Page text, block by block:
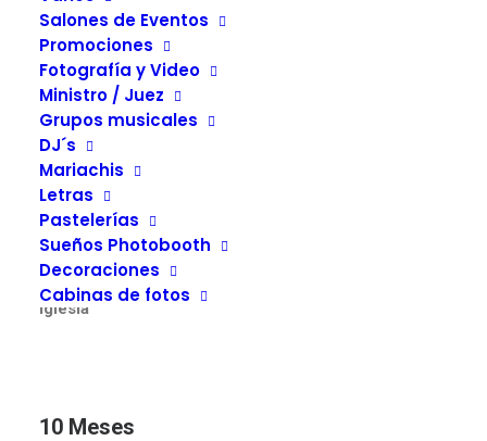
Salones de Eventos
Promociones
Fotografía y Video
Ministro / Juez
Grupos musicales
DJ´s
Mariachis
Letras
Pastelerías
Sueños Photobooth
Decoraciones
Cabinas de fotos
12 Meses
Presupuesto
Busca revistas de eventos
Fecha de evento
Salón
Iglesia
10 Meses